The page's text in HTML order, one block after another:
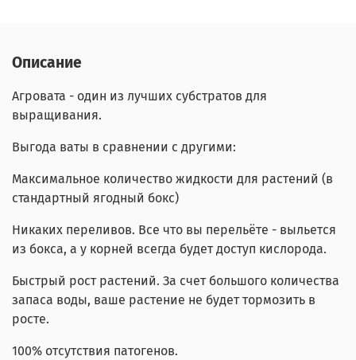
Описание
Агровата - один из лучших субстратов для
выращивания.
Выгода ваты в сравнении с другими:
Максимальное количество жидкости для растений (в
стандартный ягодный бокс)
Никаких переливов. Все что вы перельёте - выльется
из бокса, а у корней всегда будет доступ кислорода.
Быстрый рост растений. За счет большого количества
запаса воды, ваше растение не будет тормозить в
росте.
100% отсутствия патогенов.